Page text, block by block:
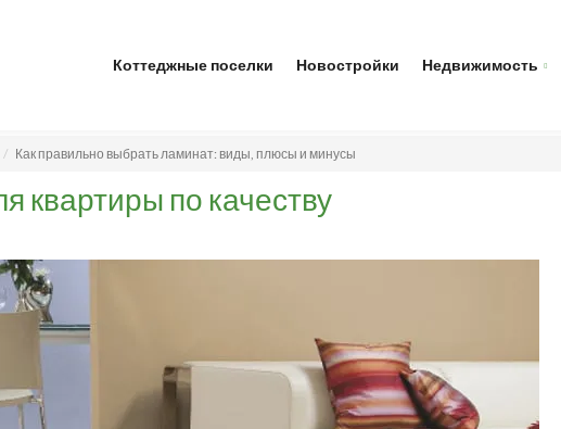
Коттеджные поселки Новостройки Недвижимость
Как правильно выбрать ламинат: виды, плюсы и минусы
квартиры по качеству